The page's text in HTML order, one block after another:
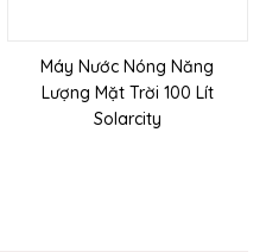
Máy Nước Nóng Năng
Lượng Mặt Trời 100 Lít
Solarcity